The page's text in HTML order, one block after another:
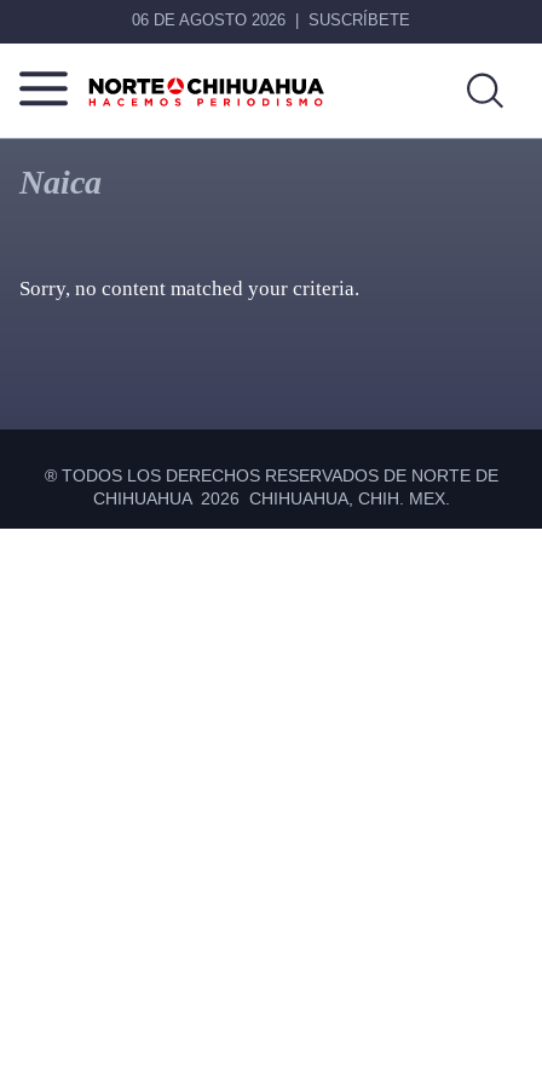
06 DE AGOSTO 2026 SUSCRÍBETE
Norte
Chihuahua
Más
que
noticias,
Naica
Sorry, no content matched your criteria.
® TODOS LOS DERECHOS RESERVADOS DE NORTE DE
CHIHUAHUA 2026 CHIHUAHUA, CHIH. MEX.